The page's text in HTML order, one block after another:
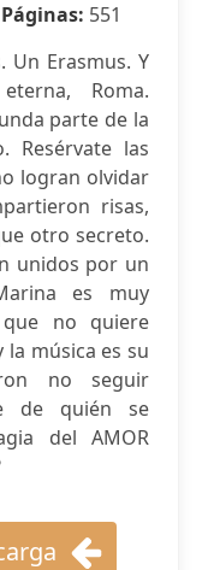
551
Un Erasmus. Y
Roma.
parte de la
Resérvate las
logran olvidar
risas,
otro secreto.
unidos por un
es muy
no quiere
la música es su
no seguir
de quién se
del AMOR